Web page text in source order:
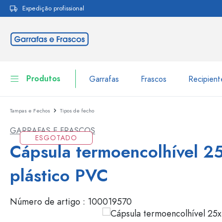
Saltar para a navegação principal
Expedição profissional
Produtos Garrafas Frascos
Garrafas
Frascos
Recipiente de armazenamento
Louça de mesa
Embalagens cosméticas
Garrafas por marca
Garrafas WECK
Garrafas com tampa
Tampas e Fechos Tipos de fecho
GARRAFAS E FRASCOS
Cápsula termoencolhível
plástico PVC
Número de artigo : 100019570
ESGOTADO